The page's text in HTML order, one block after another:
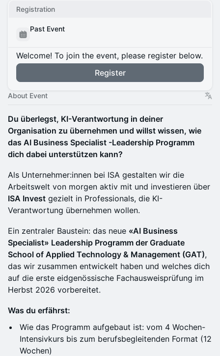
Registration
Past Event
Welcome! To join the event, please register below.
Register
About Event
Du überlegst, KI-Verantwortung in deiner
Organisation zu übernehmen und willst wissen, wie
das AI Business Specialist -Leadership Programm
dich dabei unterstützen kann?
Als Unternehmer:innen bei ISA gestalten wir die
Arbeitswelt von morgen aktiv mit und investieren über
ISA Invest gezielt in Professionals, die KI-
Verantwortung übernehmen wollen.
Ein zentraler Baustein: das neue «AI Business
Specialist» Leadership Programm der Graduate
School of Applied Technology & Management (GAT),
das wir zusammen entwickelt haben und welches dich
auf die erste eidgenössische Fachausweisprüfung im
Herbst 2026 vorbereitet.
Was du erfährst:
Wie das Programm aufgebaut ist: vom 4 Wochen-
Intensivkurs bis zum berufsbegleitenden Format (12
Wochen)